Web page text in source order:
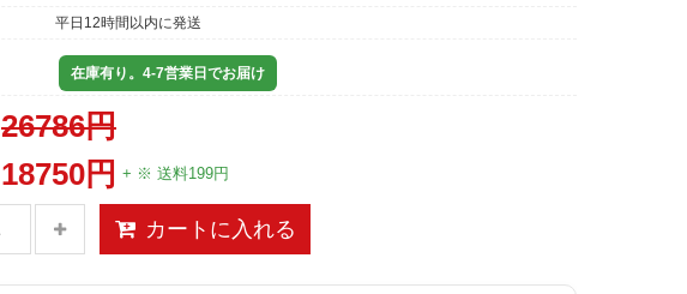
平日12時間以内に発送
在庫有り。4-7営業日でお届け
26786円
18750円 + ※ 送料199円
カートに入れる